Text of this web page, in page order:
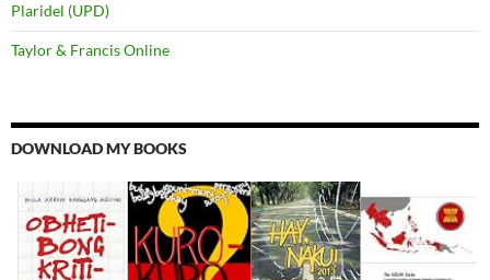
Plaridel (UPD)
Taylor & Francis Online
DOWNLOAD MY BOOKS